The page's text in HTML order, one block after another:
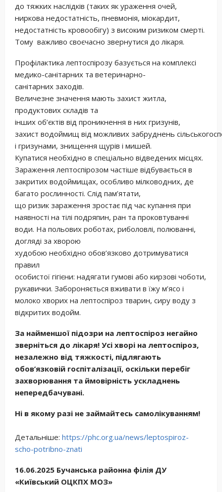
до тяжких наслідків (таких як ураження очей,
ниркова недостатність, пневмонія, міокардит,
недостатність кровообігу) з високим ризиком смерті.
Тому важливо своєчасно звернутися до лікаря.
Профілактика лептоспірозу базується на комплексі
медико-санітарних та ветеринарно-
санітарних заходів.
Величезне значення мають захист житла,
продуктових складів та
інших об’єктів від проникнення в них гризунів,
захист водоймищ від можливих забруднень
і гризунами, знищення щурів і мишей.
Купатися необхідно в спеціально відведених місцях.
Зараження лептоспірозом частіше відбувається в
закритих водоймищах, особливо мілководних, де
багато рослинності. Слід пам’ятати,
що ризик зараження зростає під час купання при
наявності на тілі подряпин, ран та проковтуванні
води. На польових роботах, риболовлі, полюванні,
догляді за хворою
худобою необхідно обов’язково дотримуватися
правил
особистої гігієни: надягати гумові або кирзові чоботи,
рукавички. Забороняється вживати в їжу м’ясо і
молоко хворих на лептоспіроз тварин, сиру воду з
відкритих водойм.
За найменшої підозри на лептоспіроз негайно
зверніться до лікаря! Усі хворі на лептоспіроз,
незалежно від тяжкості, підлягають
обов’язковій госпіталізації, оскільки перебіг
захворювання та ймовірність ускладнень
непередбачувані.
Ні в якому разі не займайтесь самолікуванням!
Детальніше: https://phc.org.ua/news/leptospiroz-
scho-potribno-znati
16.06.2025 Бучанська районна філія ДУ
«Київський ОЦКПХ МОЗ»